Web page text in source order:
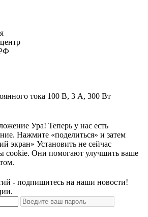
тока 100 В, 3 А, 300 Вт
Ура! Теперь у нас есть
Нажмите «поделиться» и затем
экран» Установить не сейчас
cookie. Они помогают улучшить ваше
- подпишитесь на наши новости!